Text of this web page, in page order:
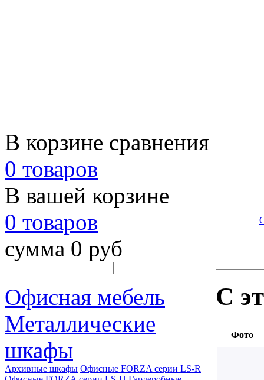
В корзине сравнения
0 товаров
В вашей корзине
0 товаров
сумма 0 руб
Офисная мебель
Металлические
шкафы
Архивные шкафы Офисные FORZA серии LS-R
С
Фото